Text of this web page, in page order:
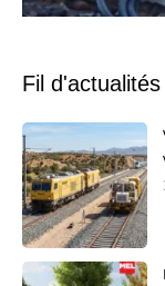
Fil d'actualités